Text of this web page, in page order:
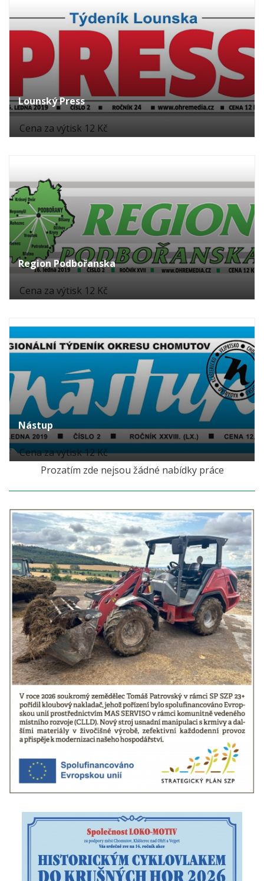
Lounský Press
Cena za výtisk 12 Kč
Region Podbořanska
Cena za výtisk 12 Kč
Nástup
Cena za výtisk 12 Kč
Prozatím zde nejsou žádné nabídky práce